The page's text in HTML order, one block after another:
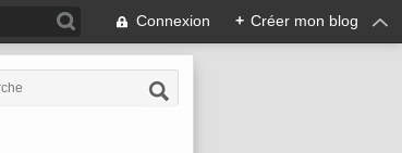
Connexion + Créer mon blog